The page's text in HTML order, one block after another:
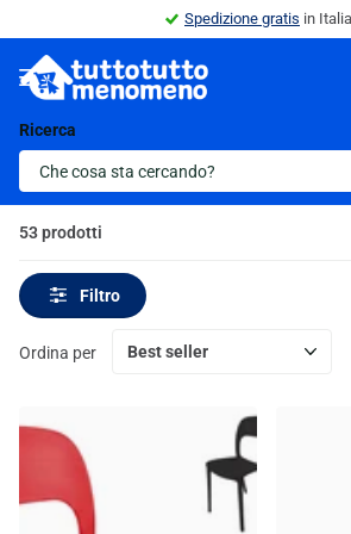
Spedizione gratis in
Ricerca
Homepage
Arredamento per
53 prodotti
Filtro
Ordina per